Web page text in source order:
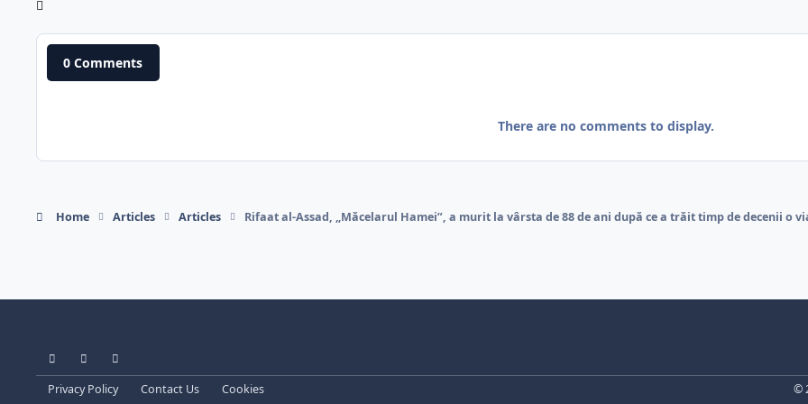
0 Comments
There are no comments to display.
Home Articles Articles Rifaat al-Assad, „Măcelarul Hamei”, a murit la vârsta de 88 de ani după ce a trăit timp de decenii o
Light ModeDark ModeSystem Preference
Privacy Policy Contact Us Cookies ©